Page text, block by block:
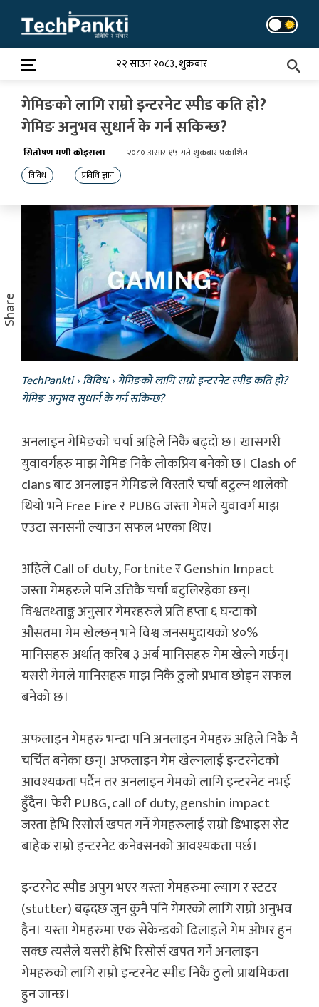
content
२२ साउन २०८३, शुक्रबार
गेमिङको लागि राम्रो इन्टरनेट स्पीड कति हो?
गेमिङ अनुभव सुधार्न के गर्न सकिन्छ?
सितोषण मणी कोइराला २०८० असार १५ गते शुक्रबार प्रकाशित
विविध प्रविधि ज्ञान
TechPankti›विविध›गेमिङको लागि राम्रो इन्टरनेट स्पीड कति हो?
गेमिङ अनुभव सुधार्न के गर्न सकिन्छ?
अनलाइन गेमिङको चर्चा अहिले निकै बढ्दो छ। खासगरी
युवावर्गहरु माझ गेमिङ निकै लोकप्रिय बनेको छ। Clash of
clans बाट अनलाइन गेमिङले विस्तारै चर्चा बटुल्न थालेको
थियो भने Free Fire र PUBG जस्ता गेमले युवावर्ग माझ
एउटा सनसनी ल्याउन सफल भएका थिए।
अहिले Call of duty, Fortnite र Genshin Impact
जस्ता गेमहरुले पनि उत्तिकै चर्चा बटुलिरहेका छन्।
विश्वतथ्ताङ्क अनुसार गेमरहरुले प्रति हप्ता ६ घन्टाको
औसतमा गेम खेल्छन् भने विश्व जनसमुदायको ४०%
मानिसहरु अर्थात् करिब ३ अर्ब मानिसहरु गेम खेल्ने गर्छन्।
यसरी गेमले मानिसहरु माझ निकै ठुलो प्रभाव छोड्न सफल
बनेको छ।
अफलाइन गेमहरु भन्दा पनि अनलाइन गेमहरु अहिले निकै नै
चर्चित बनेका छन्। अफलाइन गेम खेल्नलाई इन्टरनेटको
आवश्यकता पर्दैन तर अनलाइन गेमको लागि इन्टरनेट नभई
हुँदैन। फेरी PUBG, call of duty, genshin impact
जस्ता हेभि रिसोर्स खपत गर्ने गेमहरुलाई राम्रो डिभाइस सेट
बाहेक राम्रो इन्टरनेट कनेक्सनको आवश्यकता पर्छ।
इन्टरनेट स्पीड अपुग भएर यस्ता गेमहरुमा ल्याग र स्टटर
(stutter) बढ्दछ जुन कुनै पनि गेमरको लागि राम्रो अनुभव
हैन। यस्ता गेमहरुमा एक सेकेन्डको ढिलाइले गेम ओभर हुन
सक्छ त्यसैले यसरी हेभि रिसोर्स खपत गर्ने अनलाइन
गेमहरुको लागि राम्रो इन्टरनेट स्पीड निकै ठुलो प्राथमिकता
हुन जान्छ।